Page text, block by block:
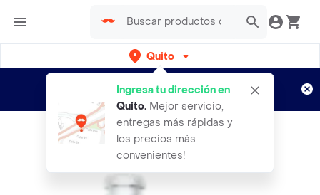
Quito
Ingresa tu dirección en
Quito. Mejor servicio,
entregas más rápidas y
los precios más
convenientes!
envíos gratis por semanas
Aplican TyC